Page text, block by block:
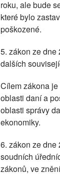
roku, ale bude
které bylo
poškozené.
5. zákon ze dne
dalších
Cílem zákona
oblasti daní a
oblasti správy
ekonomiky.
6. zákon ze dne
soudních
zákonů, ve